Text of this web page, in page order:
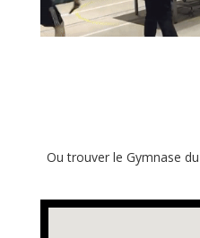
Ou trouver le Gymnase